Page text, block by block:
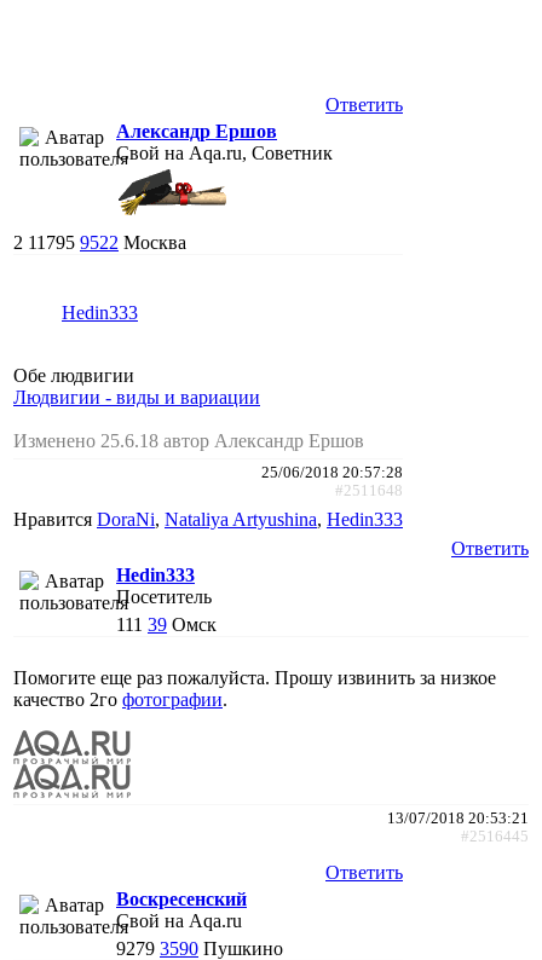
Ответить
Александр Ершов
Свой на Aqa.ru, Советник
2 11795 9522 Москва
Hedin333
Обе людвигии
Людвигии - виды и вариации
Изменено 25.6.18 автор Александр Ершов
25/06/2018 20:57:28
#2511648
Нравится DoraNi, Nataliya Artyushina, Hedin333
Ответить
Hedin333
Посетитель
111 39 Омск
Помогите еще раз пожалуйста. Прошу извинить за низкое
качество 2го фотографии.
13/07/2018 20:53:21
#2516445
Ответить
Воскресенский
Свой на Aqa.ru
9279 3590 Пушкино